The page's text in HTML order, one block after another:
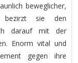
beweglicher,
bezirzt sie den
darauf mit der
Enorm vital und
gegen ihre